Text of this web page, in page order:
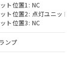
ト位置1: NC
ト位置2: 点灯ユニット
ト位置3: NC
ンプ